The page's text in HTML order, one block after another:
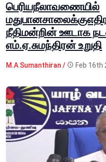
பெரியநீலாவணையில்
நீதிமன்றின் ஊடாக
எம்.ஏ.சுமந்திரன் உறுதி
M.A Sumanthiran / Feb 16th